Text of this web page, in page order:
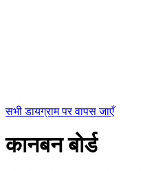
सभी डायग्राम पर वापस जाएँ
कानबन बोर्ड